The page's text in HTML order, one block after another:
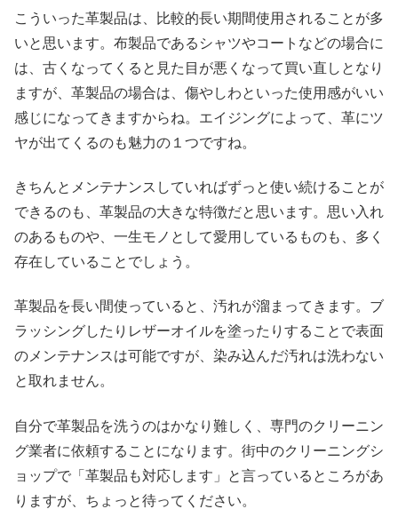
こういった革製品は、比較的長い期間使用されることが多
いと思います。布製品であるシャツやコートなどの場合に
は、古くなってくると見た目が悪くなって買い直しとなり
ますが、革製品の場合は、傷やしわといった使用感がいい
感じになってきますからね。エイジングによって、革にツ
ヤが出てくるのも魅力の１つですね。
きちんとメンテナンスしていればずっと使い続けることが
できるのも、革製品の大きな特徴だと思います。思い入れ
のあるものや、一生モノとして愛用しているものも、多く
存在していることでしょう。
革製品を長い間使っていると、汚れが溜まってきます。ブ
ラッシングしたりレザーオイルを塗ったりすることで表面
のメンテナンスは可能ですが、染み込んだ汚れは洗わない
と取れません。
自分で革製品を洗うのはかなり難しく、専門のクリーニン
グ業者に依頼することになります。街中のクリーニングシ
ョップで「革製品も対応します」と言っているところがあ
りますが、ちょっと待ってください。